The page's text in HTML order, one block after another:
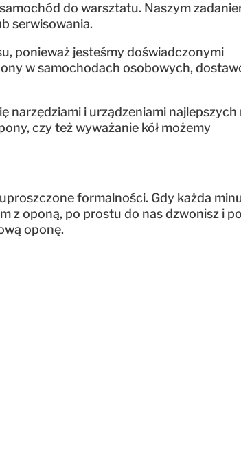
do warsztatu. Naszym
serwisowania.
ponieważ jesteśmy doświadczonymi
w samochodach osobowych,
narzędziami i urządzeniami najlepszych
czy też wyważanie kół możemy
formalności. Gdy każda
z oponą, po prostu do nas dzwonisz i
oponę.